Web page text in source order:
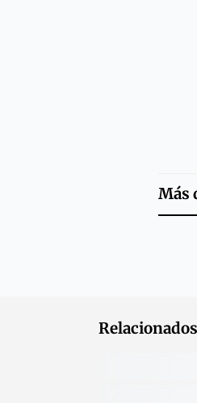
Más
Relacionados